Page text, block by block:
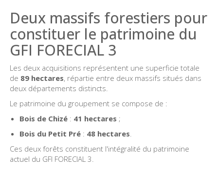
Deux massifs forestiers pour
constituer le patrimoine du
GFI FORECIAL 3
Les deux acquisitions représentent une superficie totale
de 89 hectares, répartie entre deux massifs situés dans
deux départements distincts.
Le patrimoine du groupement se compose de :
Bois de Chizé : 41 hectares ;
Bois du Petit Pré : 48 hectares.
Ces deux forêts constituent l'intégralité du patrimoine
actuel du GFI FORECIAL 3.